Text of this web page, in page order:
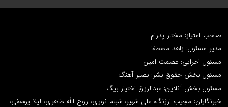
صاحب امتیاز: مختار پدرام
مدیر مسئول: زاهد مصطفا
مسئول اجرایی: عصمت امین
مسئول بخش حقوق بشر: بصیر آهنگ
مسئول بخش آنلاین: عبدالرزق اختیار بیگ
خبرنگاران: مجیب ارژنگ، علی شهیر، شبنم نوری، روح الله طاهری، لیلا یوسفی،